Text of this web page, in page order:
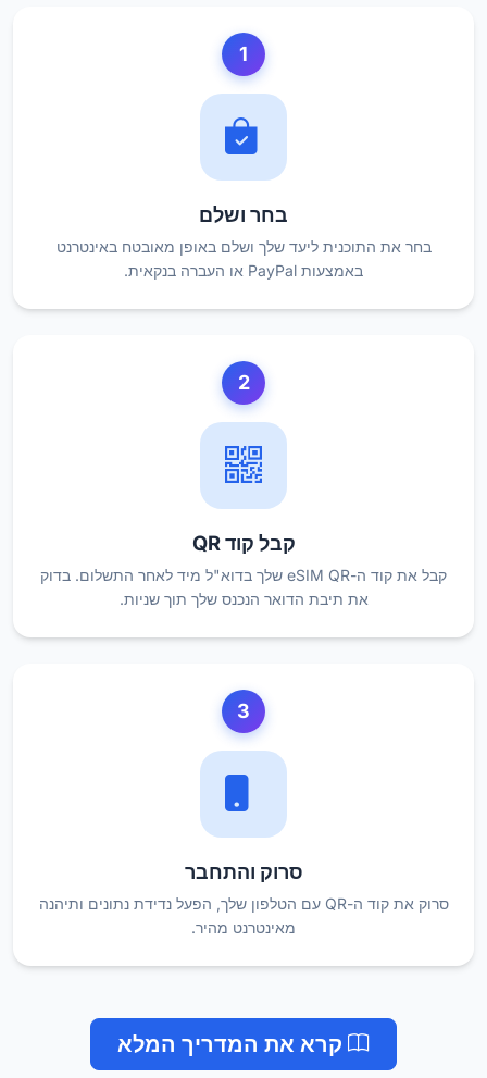
1
בחר ושלם
בחר את התוכנית ליעד שלך ושלם באופן מאובטח באינטרנט
באמצעות PayPal או העברה בנקאית.
2
קבל קוד QR
קבל את קוד ה-eSIM QR שלך בדוא"ל מיד לאחר התשלום. בדוק
את תיבת הדואר הנכנס שלך תוך שניות.
3
סרוק והתחבר
סרוק את קוד ה-QR עם הטלפון שלך, הפעל נדידת נתונים ותיהנה
מאינטרנט מהיר.
קרא את המדריך המלא